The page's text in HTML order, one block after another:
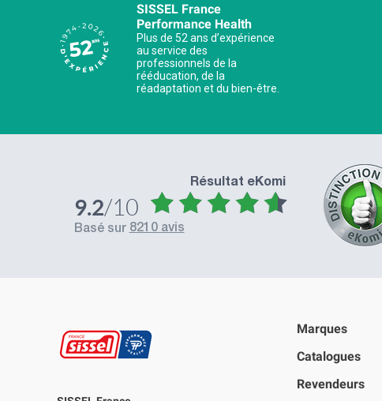
SISSEL France
Performance Health
Plus de 52 ans d’expérience
au service des
professionnels de la
rééducation, de la
réadaptation et du bien-être.
Résultat eKomi
9.2/10
basé sur8210 avis
produit et excellente expérience avec le processus de
commande et de livraison.
Marques
Catalogues
Revendeurs